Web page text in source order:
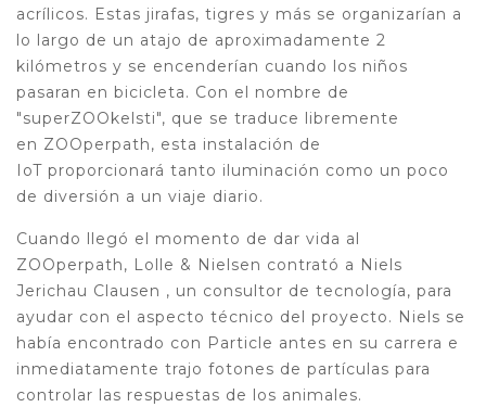
acrílicos. Estas jirafas, tigres y más se organizarían a
lo largo de un atajo de aproximadamente 2
kilómetros y se encenderían cuando los niños
pasaran en bicicleta. Con el nombre de
"superZOOkelsti", que se traduce libremente
en ZOOperpath, esta instalación de
IoT proporcionará tanto iluminación como un poco
de diversión a un viaje diario.
Cuando llegó el momento de dar vida al
ZOOperpath, Lolle & Nielsen contrató a Niels
Jerichau Clausen , un consultor de tecnología, para
ayudar con el aspecto técnico del proyecto. Niels se
había encontrado con Particle antes en su carrera e
inmediatamente trajo fotones de partículas para
controlar las respuestas de los animales.